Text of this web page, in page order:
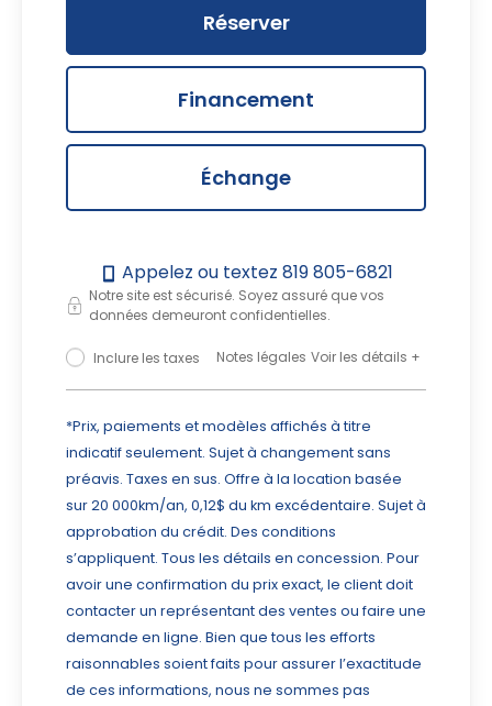
Réserver
Financement
Échange
Appelez ou textez 819 805-6821
Notre site est sécurisé. Soyez assuré que vos
données demeuront confidentielles.
Inclure les taxes Notes légales Masquer le détail
*Prix, paiements et modèles affichés à titre
indicatif seulement. Sujet à changement sans
préavis. Taxes en sus. Offre à la location basée
sur 20 000km/an, 0,12$ du km excédentaire. Sujet à
approbation du crédit. Des conditions
s’appliquent. Tous les détails en concession. Pour
avoir une confirmation du prix exact, le client doit
contacter un représentant des ventes ou faire une
demande en ligne. Bien que tous les efforts
raisonnables soient faits pour assurer l’exactitude
de ces informations, nous ne sommes pas